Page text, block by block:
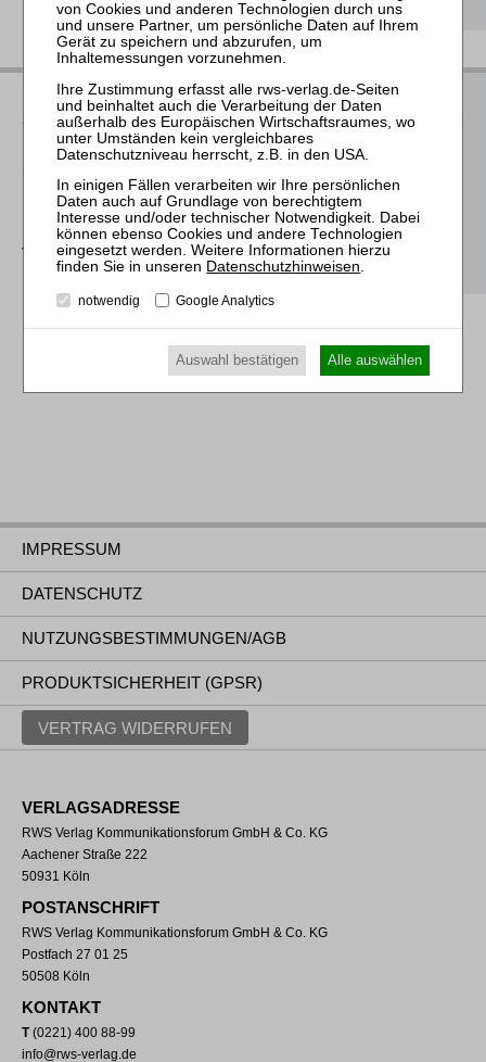
RWS bei beck-online
Das ModulInsolvenzrecht RWSbei beck-online ist ein
umfassendes insolvenzrechtliches Informationspaket aus der
beck-online-Familie. Es enthält die wichtige
insolvenzrechtliche Kommentare und Handbücher des RWS
Verlages.
IMPRESSUM
DATENSCHUTZ
NUTZUNGSBESTIMMUNGEN/AGB
PRODUKTSICHERHEIT (GPSR)
VERTRAG WIDERRUFEN
VERLAGSADRESSE
RWS Verlag Kommunikationsforum GmbH & Co. KG
Aachener Straße 222
50931 Köln
POSTANSCHRIFT
RWS Verlag Kommunikationsforum GmbH & Co. KG
Postfach 27 01 25
50508 Köln
KONTAKT
T(0221) 400 88-99
info@rws-verlag.de
Datenschutzhinweisen.
notwendig Google Analytics
Auswahl bestätigen Alle auswählen